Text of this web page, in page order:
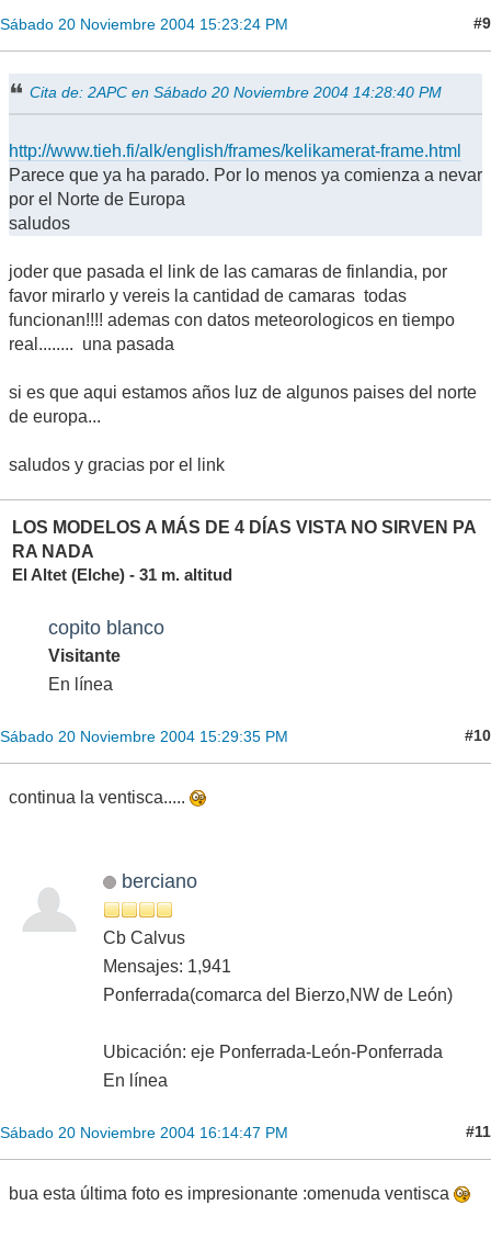
Sábado 20 Noviembre 2004 15:23:24 PM #9
Cita de: 2APC en Sábado 20 Noviembre 2004 14:28:40 PM
http://www.tieh.fi/alk/english/frames/kelikamerat-frame.html
Parece que ya ha parado. Por lo menos ya comienza a nevar
por el Norte de Europa
saludos
joder que pasada el link de las camaras de finlandia, por
favor mirarlo y vereis la cantidad de camaras todas
funcionan!!!! ademas con datos meteorologicos en tiempo
real........ una pasada
si es que aqui estamos años luz de algunos paises del norte
de europa...
saludos y gracias por el link
LOS MODELOS A MÁS DE 4 DÍAS VISTA NO SIRVEN PA
RA NADA
El Altet (Elche) - 31 m. altitud
copito blanco
Visitante
En línea
Sábado 20 Noviembre 2004 15:29:35 PM #10
continua la ventisca.....
berciano
Cb Calvus
Mensajes: 1,941
Ponferrada(comarca del Bierzo,NW de León)
Ubicación: eje Ponferrada-León-Ponferrada
En línea
Sábado 20 Noviembre 2004 16:14:47 PM #11
bua esta última foto es impresionante :omenuda ventisca